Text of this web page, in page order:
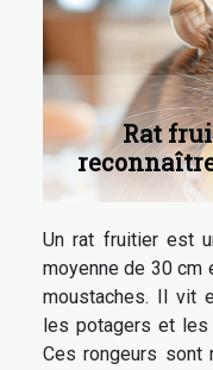
Rat
reconnaître
Un rat fruitier est
moyenne de 30 cm
moustaches. Il vit
les potagers et
Ces rongeurs sont